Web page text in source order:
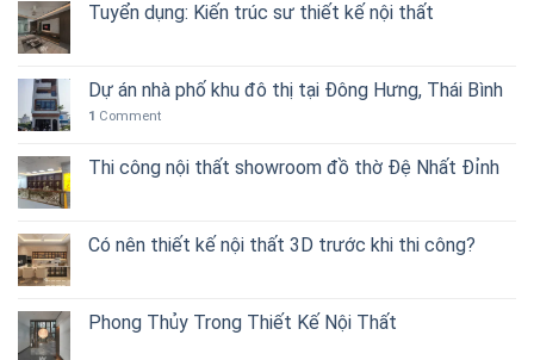
Tuyển dụng: Kiến trúc sư thiết kế nội thất
Dự án nhà phố khu đô thị tại Đông Hưng, Thái Bình
1 Comment
Thi công nội thất showroom đồ thờ Đệ Nhất Đỉnh
Có nên thiết kế nội thất 3D trước khi thi công?
Phong Thủy Trong Thiết Kế Nội Thất